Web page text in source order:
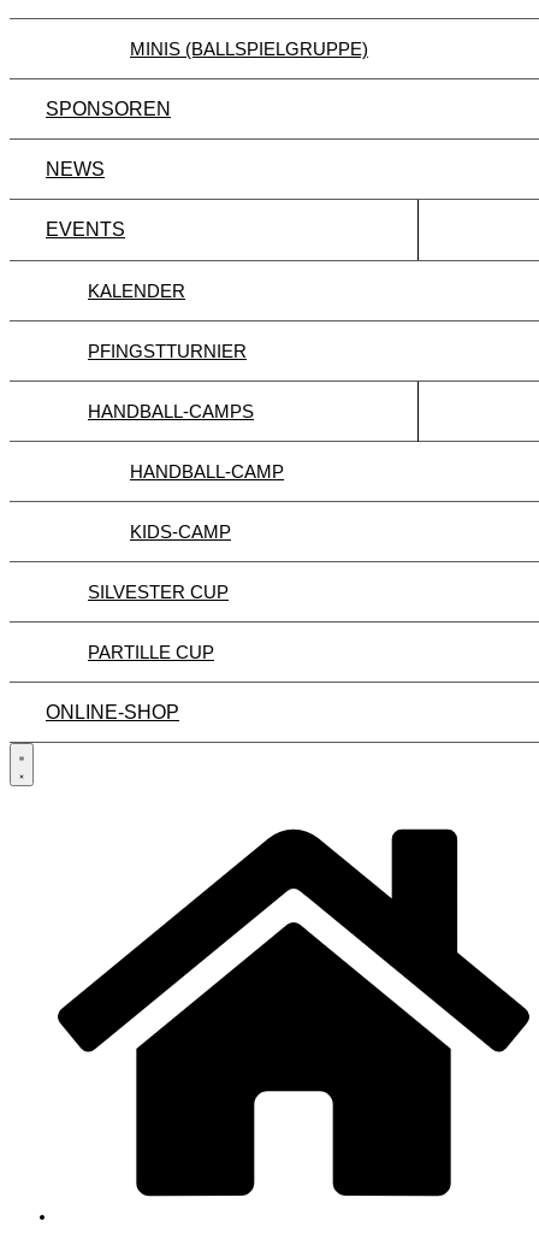
MINIS (BALLSPIELGRUPPE)
SPONSOREN
NEWS
EVENTS
KALENDER
PFINGSTTURNIER
HANDBALL-CAMPS
HANDBALL-CAMP
KIDS-CAMP
SILVESTER CUP
PARTILLE CUP
ONLINE-SHOP